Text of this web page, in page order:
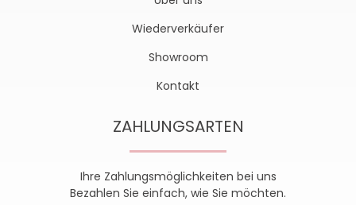
Wiederverkäufer
Showroom
Kontakt
ZAHLUNGSARTEN
Ihre Zahlungsmöglichkeiten bei uns
Bezahlen Sie einfach, wie Sie möchten.